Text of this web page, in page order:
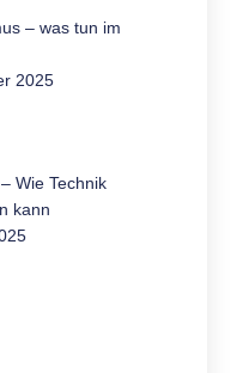
– was tun im
2025
– Wie Technik
kann